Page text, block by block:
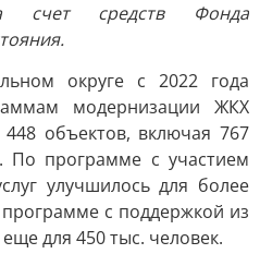
счет средств Фонда
округе с 2022 года
модернизации ЖКХ
объектов, включая 767
По программе с участием
улучшилось для более
с поддержкой из
для 450 тыс. человек.